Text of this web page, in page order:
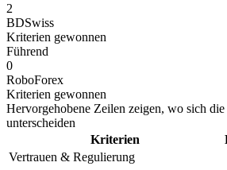
2
BDSwiss
Kriterien gewonnen
Führend
0
RoboForex
Kriterien gewonnen
Hervorgehobene Zeilen zeigen, wo sich
unterscheiden
Kriterien
Vertrauen & Regulierung